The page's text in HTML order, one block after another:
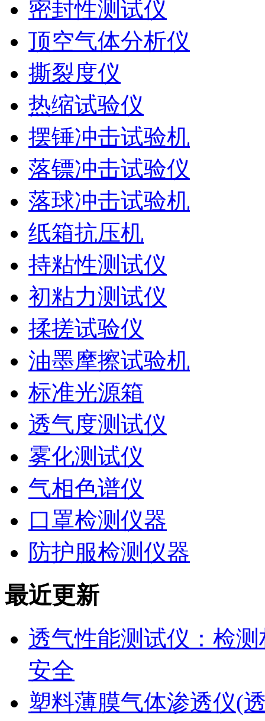
密封性测试仪
顶空气体分析仪
撕裂度仪
热缩试验仪
摆锤冲击试验机
落镖冲击试验仪
落球冲击试验机
纸箱抗压机
持粘性测试仪
初粘力测试仪
揉搓试验仪
油墨摩擦试验机
标准光源箱
透气度测试仪
雾化测试仪
气相色谱仪
口罩检测仪器
防护服检测仪器
最近更新
透气性能测试仪：检
安全
塑料薄膜气体渗透仪(